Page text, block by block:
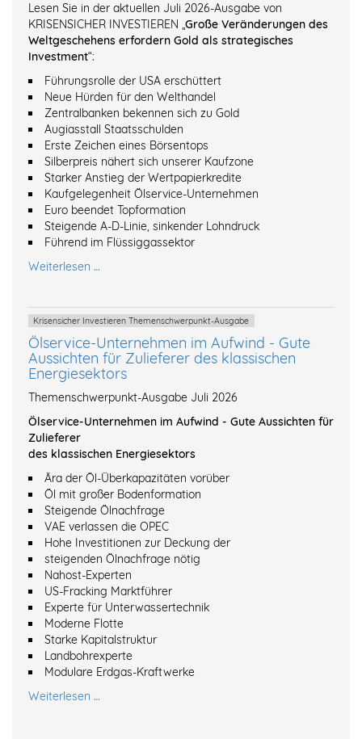
Lesen Sie in der aktuellen Juli 2026-Ausgabe von
KRISENSICHER INVESTIEREN „Große Veränderungen des
Weltgeschehens erfordern Gold als strategisches
Investment“:
Führungsrolle der USA erschüttert
Neue Hürden für den Welthandel
Zentralbanken bekennen sich zu Gold
Augiasstall Staatsschulden
Erste Zeichen eines Börsentops
Silberpreis nähert sich unserer Kaufzone
Starker Anstieg der Wertpapierkredite
Kaufgelegenheit Ölservice-Unternehmen
Euro beendet Topformation
Steigende A-D-Linie, sinkender Lohndruck
Führend im Flüssiggassektor
Weiterlesen …
Krisensicher Investieren Themenschwerpunkt-Ausgabe
Ölservice-Unternehmen im Aufwind - Gute
Aussichten für Zulieferer des klassischen
Energiesektors
Themenschwerpunkt-Ausgabe Juli 2026
Ölservice-Unternehmen im Aufwind - Gute Aussichten für
Zulieferer
des klassischen Energiesektors
Ära der Öl-Überkapazitäten vorüber
Öl mit großer Bodenformation
Steigende Ölnachfrage
VAE verlassen die OPEC
Hohe Investitionen zur Deckung der
steigenden Ölnachfrage nötig
Nahost-Experten
US-Fracking Marktführer
Experte für Unterwassertechnik
Moderne Flotte
Starke Kapitalstruktur
Landbohrexperte
Modulare Erdgas-Kraftwerke
Weiterlesen …